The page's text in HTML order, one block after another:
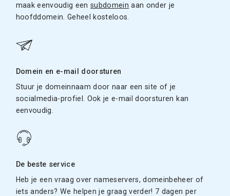
maak eenvoudig eensubdomein aan onder je
hoofddomein. Geheel kosteloos.
Domein en e-mail doorsturen
Stuur je domeinnaam door naar een site of je
socialmedia-profiel. Ook je e-mail doorsturen kan
eenvoudig.
De beste service
Heb je een vraag over nameservers, domeinbeheer of
iets anders? We helpen je graag verder! 7 dagen per